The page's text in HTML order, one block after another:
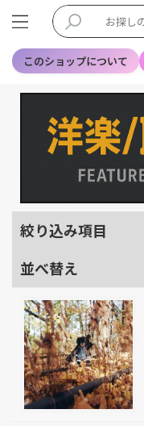
このショップについて
絞り込み項目
並べ替え